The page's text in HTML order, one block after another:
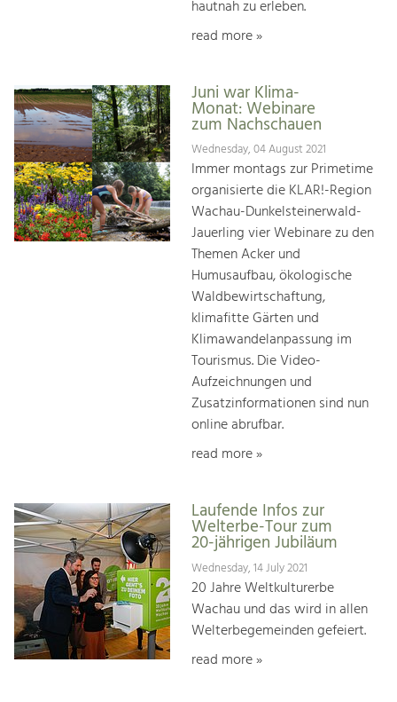
hautnah zu erleben.
read more »
Juni war Klima-
Monat: Webinare
zum Nachschauen
Wednesday, 04 August 2021
Immer montags zur Primetime
organisierte die KLAR!-Region
Wachau-Dunkelsteinerwald-
Jauerling vier Webinare zu den
Themen Acker und
Humusaufbau, ökologische
Waldbewirtschaftung,
klimafitte Gärten und
Klimawandelanpassung im
Tourismus. Die Video-
Aufzeichnungen und
Zusatzinformationen sind nun
online abrufbar.
read more »
Laufende Infos zur
Welterbe-Tour zum
20-jährigen Jubiläum
Wednesday, 14 July 2021
20 Jahre Weltkulturerbe
Wachau und das wird in allen
Welterbegemeinden gefeiert.
read more »